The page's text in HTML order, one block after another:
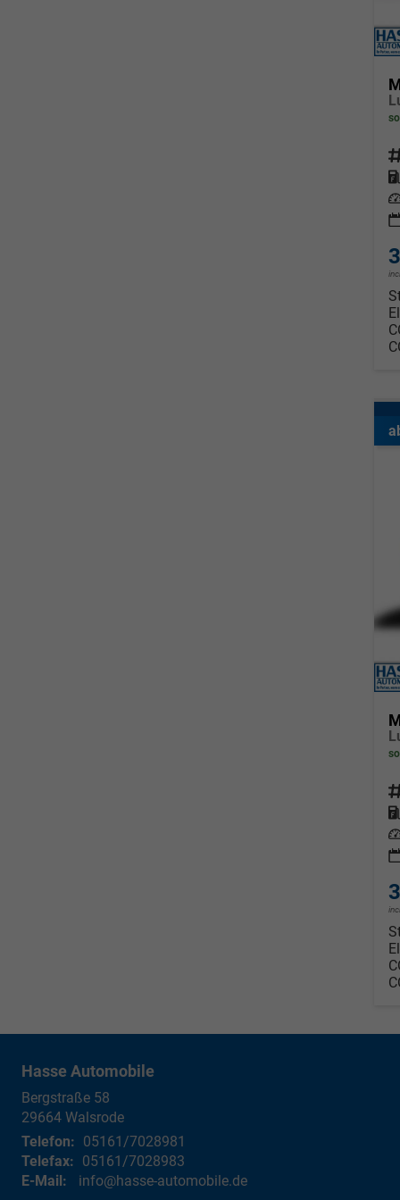
Hasse Automobile
Bergstraße 58
29664 Walsrode
Telefon: 05161/7028981
Telefax: 05161/7028983
E-Mail:
info@hasse-automobile.de